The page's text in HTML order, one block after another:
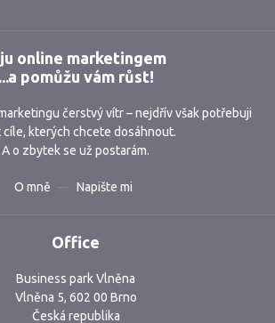
online marketingem
...a pomůžu vám růst!
čerstvý vítr – nejdřív však potřebuji
cíle, kterých chcete dosáhnout.
A o zbytek se už postarám.
O mně Napište mi
Office
Business park Vlněna
Vlněna 5, 602 00 Brno
Česká republika